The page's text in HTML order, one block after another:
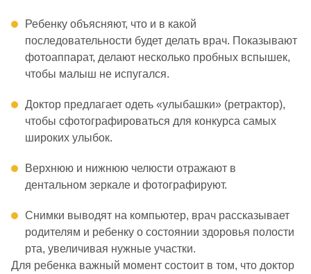
Ребенку объясняют, что и в какой
последовательности будет делать врач. Показывают
фотоаппарат, делают несколько пробных вспышек,
чтобы малыш не испугался.
Доктор предлагает одеть «улыбашки» (ретрактор),
чтобы сфотографироваться для конкурса самых
широких улыбок.
Верхнюю и нижнюю челюсти отражают в
дентальном зеркале и фотографируют.
Снимки выводят на компьютер, врач рассказывает
родителям и ребенку о состоянии здоровья полости
рта, увеличивая нужные участки.
Для ребенка важный момент состоит в том, что доктор